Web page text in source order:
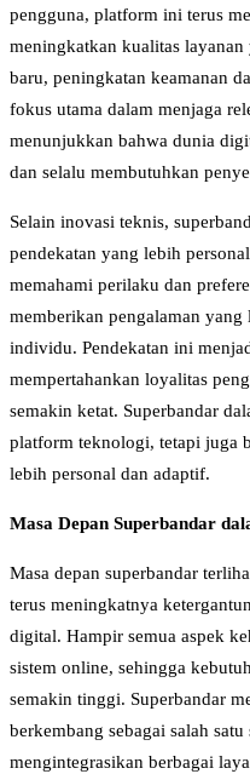
pengguna, platform ini terus
meningkatkan kualitas
baru, peningkatan keamanan
fokus utama dalam menjaga
menunjukkan bahwa dunia
dan selalu membutuhkan
Selain inovasi teknis,
pendekatan yang lebih
memahami perilaku dan
memberikan pengalaman
individu. Pendekatan ini
mempertahankan loyalitas
semakin ketat. Superbandar
platform teknologi, tetapi juga
lebih personal dan adaptif.
Masa Depan Superbandar
Masa depan superbandar
terus meningkatnya
digital. Hampir semua aspek
sistem online, sehingga
semakin tinggi. Superbandar
berkembang sebagai salah
mengintegrasikan berbagai